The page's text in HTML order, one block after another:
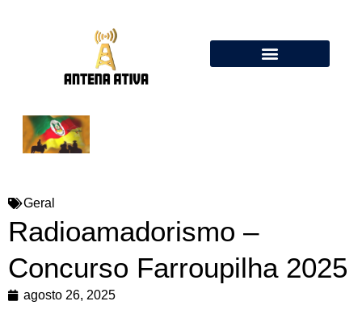
Geral
Radioamadorismo –
Concurso Farroupilha 2025
agosto 26, 2025